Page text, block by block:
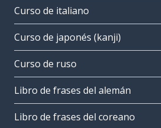
Curso de italiano
Curso de japonés (kanji)
Curso de ruso
Libro de frases del alemán
Libro de frases del coreano